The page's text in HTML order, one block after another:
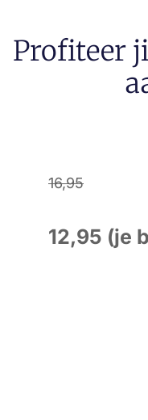
Profiteer
16,95
12,95 (je